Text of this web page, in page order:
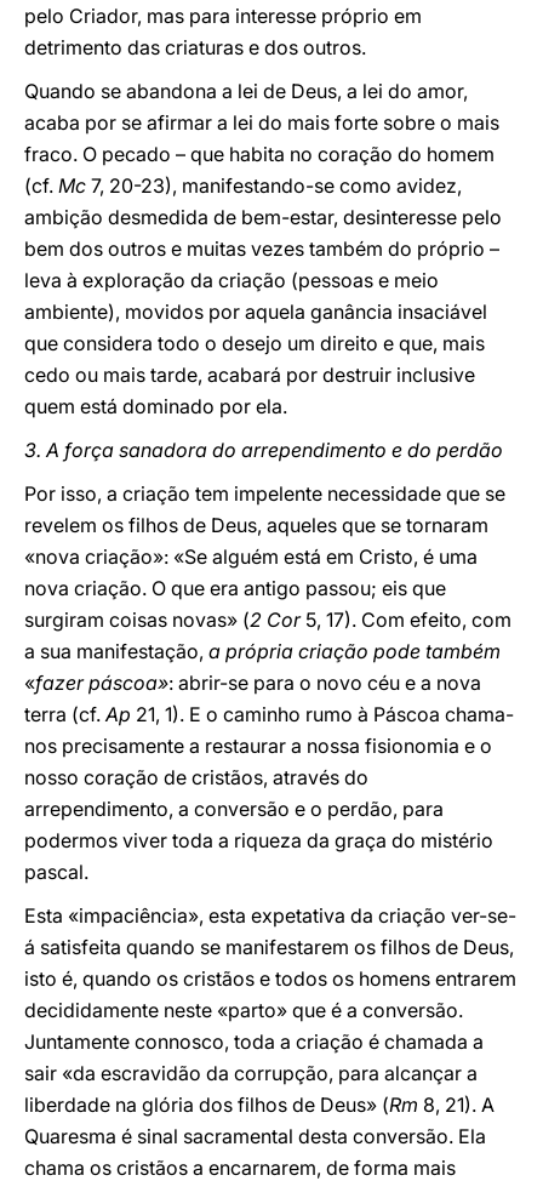
pelo Criador, mas para interesse próprio em
detrimento das criaturas e dos outros.
Quando se abandona a lei de Deus, a lei do amor,
acaba por se afirmar a lei do mais forte sobre o mais
fraco. O pecado – que habita no coração do homem
(cf. Mc 7, 20-23), manifestando-se como avidez,
ambição desmedida de bem-estar, desinteresse pelo
bem dos outros e muitas vezes também do próprio –
leva à exploração da criação (pessoas e meio
ambiente), movidos por aquela ganância insaciável
que considera todo o desejo um direito e que, mais
cedo ou mais tarde, acabará por destruir inclusive
quem está dominado por ela.
3. A força sanadora do arrependimento e do perdão
Por isso, a criação tem impelente necessidade que se
revelem os filhos de Deus, aqueles que se tornaram
«nova criação»: «Se alguém está em Cristo, é uma
nova criação. O que era antigo passou; eis que
surgiram coisas novas» (2 Cor5, 17). Com efeito, com
a sua manifestação, a própria criação pode também
«fazer páscoa»: abrir-se para o novo céu e a nova
terra (cf.Ap 21, 1). E o caminho rumo à Páscoa chama-
nos precisamente a restaurar a nossa fisionomia e o
nosso coração de cristãos, através do
arrependimento, a conversão e o perdão, para
podermos viver toda a riqueza da graça do mistério
pascal.
Esta «impaciência», esta expetativa da criação ver-se-
á satisfeita quando se manifestarem os filhos de Deus,
isto é, quando os cristãos e todos os homens entrarem
decididamente neste «parto» que é a conversão.
Juntamente connosco, toda a criação é chamada a
sair «da escravidão da corrupção, para alcançar a
liberdade na glória dos filhos de Deus» (Rm 8, 21). A
Quaresma é sinal sacramental desta conversão. Ela
chama os cristãos a encarnarem, de forma mais